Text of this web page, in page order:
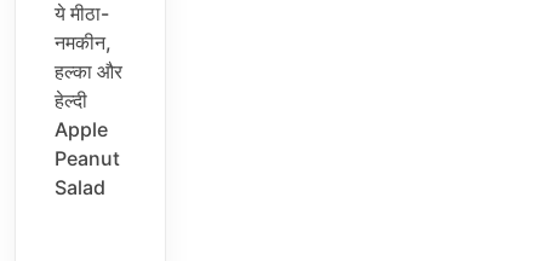
ये मीठा-
नमकीन,
हल्का और
हेल्दी
Apple
Peanut
Salad